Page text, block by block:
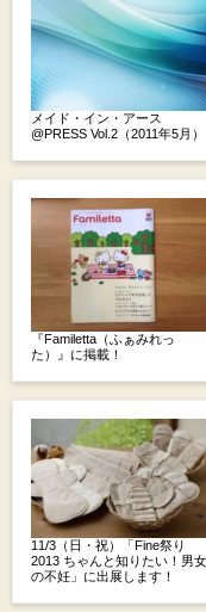
メイド・イン・アース
@PRESS Vol.2（2011年5月）
『Familetta（ふぁみれっ
た）』に掲載！
11/3（日・祝）「Fine祭り
2013 ちゃんと知りたい！男女
の不妊」に出展します！